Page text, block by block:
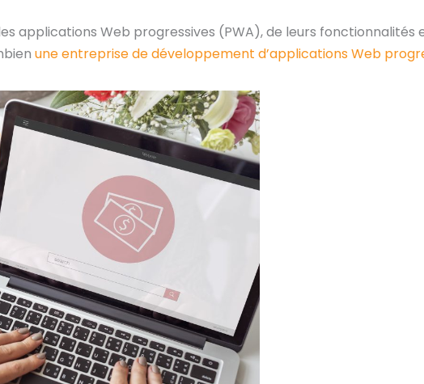
applications Web progressives (PWA), de leurs
une entreprise de développement d’applications Web